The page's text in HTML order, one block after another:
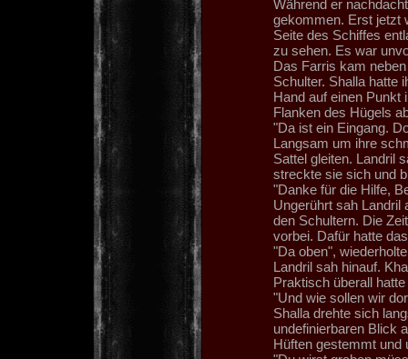
Während er
gekommen. Erst jetzt
Seite des Schiffes
zu sehen. Es war
Das Farris kam
Schulter. Shalla hatte
Hand auf einen Punkt
Flanken des Hügels
"Da ist ein Eingang.
Langsam um ihre
Sattel gleiten. Landril
streckte sie sich und
"Danke für die Hilfe,
Ungerührt sah Landril
den Schultern. Die
vorbei. Dafür hatte
"Da oben",
Landril sah hinauf.
Praktisch überall
"Und wie sollen wir
Shalla drehte sich
undefinierbaren Blick
Hüften gestemmt und